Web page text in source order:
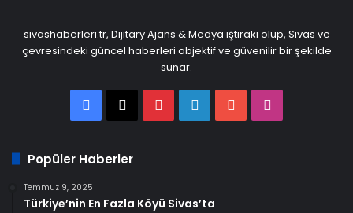
sivashaberleri.tr, Dijitary Ajans & Medya iştiraki olup, Sivas ve
çevresindeki güncel haberleri objektif ve güvenilir bir şekilde
sunar.
Facebook
X PinterestLinkedInYouTube
Popüler Haberler
Temmuz 9, 2025
Türkiye’nin En Fazla Köyü Sivas’ta